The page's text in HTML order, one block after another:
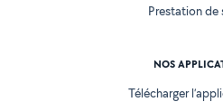
Prestation de
NOS
Télécharger